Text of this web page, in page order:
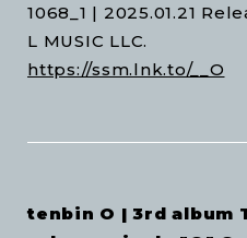
1068_1 | 2025.01.21
L MUSIC LLC.
https://ssm.lnk.to/__O
tenbin O | 3rd album